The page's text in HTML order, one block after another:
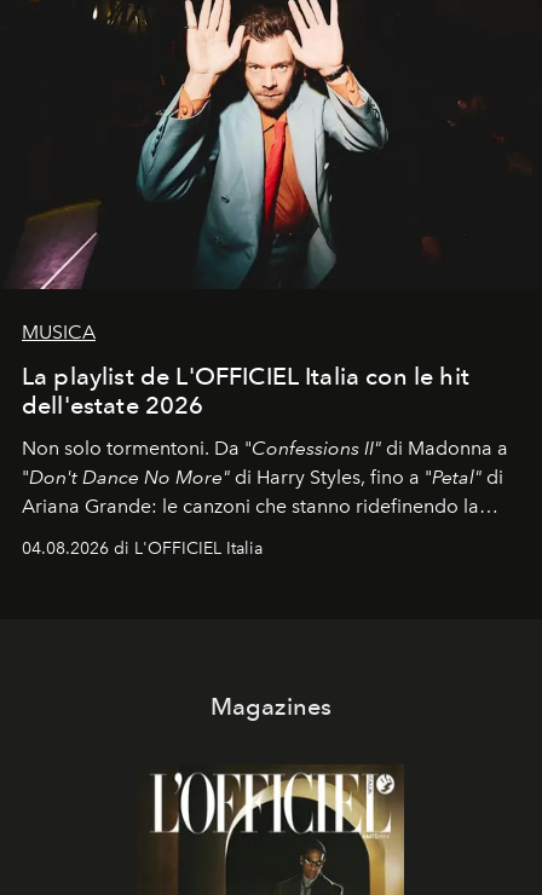
MUSICA
La playlist de L'OFFICIEL Italia con le hit
dell'estate 2026
Non solo tormentoni. Da "Confessions II" di Madonna a
"Don't Dance No More" di Harry Styles, fino a "Petal" di
Ariana Grande: le canzoni che stanno ridefinendo la
colonna sonora della stagione.
04.08.2026 di L'OFFICIEL Italia
Magazines